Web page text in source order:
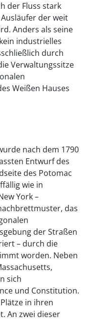
der Fluss stark
der weit
Anders als seine
industrielles
durch
Verwaltungssitze
Weißen Hauses
nach dem 1790
Entwurf des
des Potomac
wie in
York –
das
der Straßen
– durch die
worden. Neben
sich
und Constitution.
in ihren
An zwei dieser